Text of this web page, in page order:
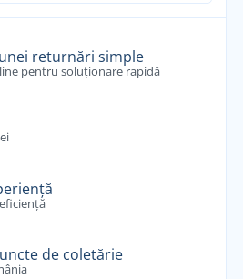
returnări simple
pentru soluționare rapidă
de coletărie